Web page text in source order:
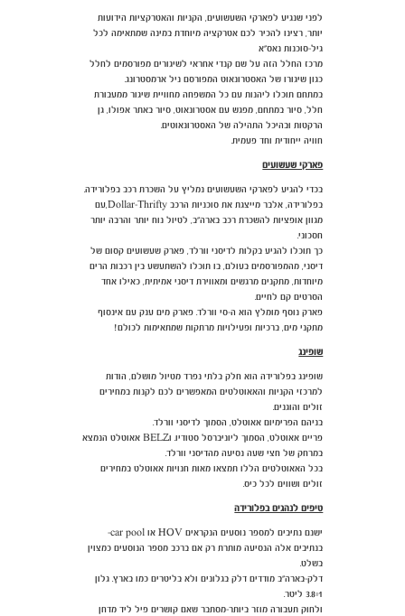
לפני שנגיע לפארקי השעשועים, הקניות והאטרקציות הידועות
יותר, רצינו להכיר לכם אטרקציה מיוחדת במינה שמתאימה לכל
גיל-סוכנות נאס"א
מרכז החלל הזה על שם קנדי אחראי לשיגורים מפורסמים לחלל
כגון שיגורו של האסטרונאוט המפורסם ניל ארמסטרונג.
במתחם תוכלו ליהנות עם כל המשפחה מחוויית שיגור ממעבורת
חלל, סיור במתחם, מפגש עם אסטרונאוט, סיור באתר אפולו, גן
הרקטות ובהיכל התהילה של האסטרונאוטים.
חוויה ייחודית וחד פעמית.
פארקי שעשועים
בכדי להגיע לפארקי השעשועים נמליץ על השכרת רכב בפלורידה.
בפלורידה, אלבר מייצגת את סוכניות הרכב Dollar-Thrifty,עם
מגוון אופציות להשכרת רכב בארה"ב, לטיול נוח יותר והרבה יותר
חסכוני.
כך תוכלו להגיע בקלות לדיסני וורלד, פארק שעשועים קסום של
דיסני, מהמפורסמים בעולם, בו תוכלו להשתעשע בין רכבות הרים
מיוחדות, מתקנים מרגשים ומאווירת דיסני אמיתית, כאילו אחד
הסרטים קם לחיים.
פארק נוסף מומלץ הוא ה-סי וורלד. פארק מים ענק עם אינסוף
מתקני מים, ברכיות ופעילויות מרתקות שמתאימות לכולם!
שופינג
שופינג בפלורידה הוא חלק בלתי נפרד מטיול מושלם, הודות
למרכזי הקניות והאאוטלטים המאפשרים לכם לקנות במחירים
זולים והוגנים.
בניהם הפרימיום אאוטלט, הסמוך לדיסני וורלד.
פריים אאוטלט, הסמוך ליוניברסל סטודיו. וBELZ אאוטלט הנמצא
במרחק של חצי שעה נסיעה מהדיסני וורלד.
בכל האאוטלטים הללו תמצאו מאות חנויות אאוטלט במחירים
זולים ושווים לכל כיס.
טיפים לנהגים בפלורידה
ישנם נתיבים למספר נוסעים הנקראים HOV או car pool-
בנתיבים אלה הנסיעה מותרת רק אם ברכב מספר הנוסעים כמצוין
בשלט.
דלק-בארה"ב מודדים דלק בגלונים ולא בליטרים כמו בארץ. גלון
1=3.8 ליטר.
ולחוק תעבורה מוזר ביותר-מסתבר שאם קושרים פיל ליד מדחן